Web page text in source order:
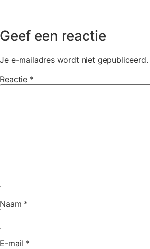
Geef een reactie
Je e-mailadres wordt niet gepubliceerd.
Reactie *
Naam *
E-mail *